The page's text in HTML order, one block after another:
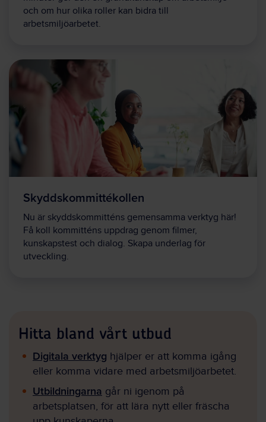
och om hur olika roller kan bidra till
arbetsmiljöarbetet.
Skyddskommittékollen
Nu är skyddskommitténs gemensamma verktyg här!
Få koll kommitténs uppdrag genom filmer,
kunskapstest och dialog. Skapa underlag för
utveckling.
Hitta bland vårt utbud
Digitala verktyg hjälper er att komma igång
eller komma vidare med arbetsmiljöarbetet.
Utbildningarna går ni igenom på
arbetsplatsen, för att lära nytt eller fräscha